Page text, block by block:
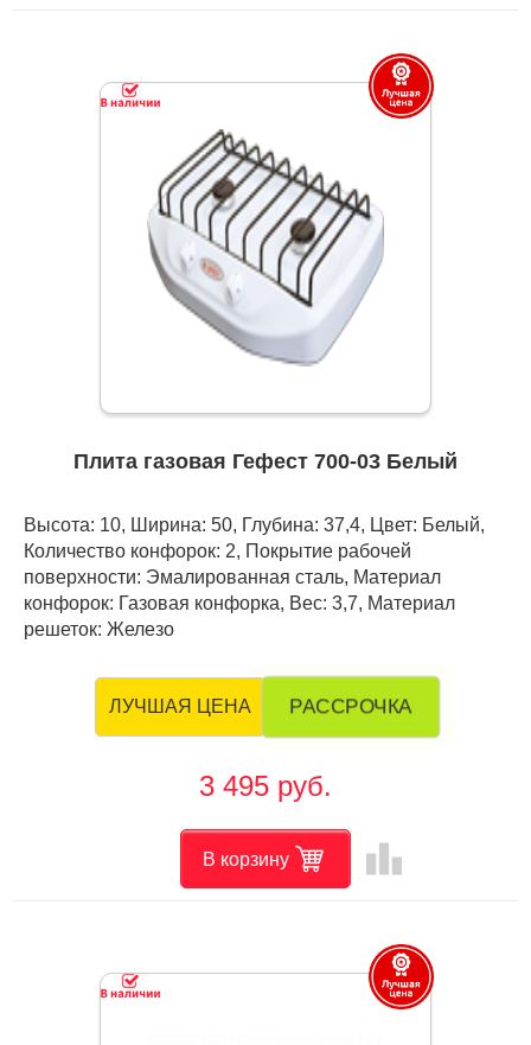
Плита газовая Гефест 700-03 Белый
Высота: 10, Ширина: 50, Глубина: 37,4, Цвет: Белый,
Количество конфорок: 2, Покрытие рабочей
поверхности: Эмалированная сталь, Материал
конфорок: Газовая конфорка, Вес: 3,7, Материал
решеток: Железо
ЛУЧШАЯ ЦЕНА РАССРОЧКА
3 495 руб.
В корзину leaderboard